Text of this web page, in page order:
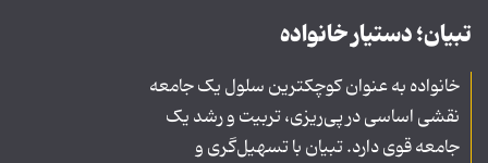
تبیان؛ دستیار خانواده
خانواده به عنوان کوچکترین سلول یک جامعه
نقشی اساسی در پی‌ریزی، تربیت و رشد یک
جامعه قوی دارد. تبیان با تسهیل‌گری و